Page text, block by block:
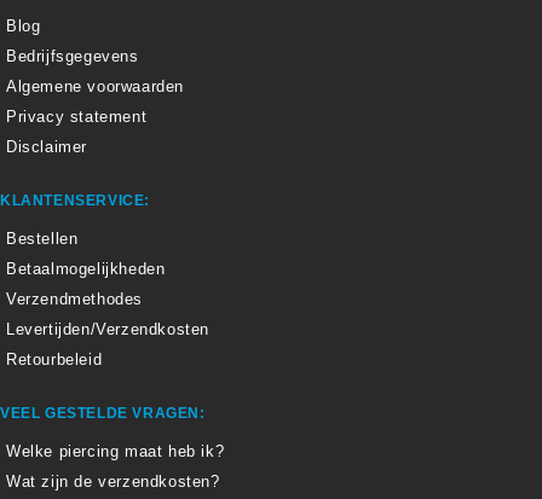
Blog
Bedrijfsgegevens
Algemene voorwaarden
Privacy statement
Disclaimer
KLANTENSERVICE:
Bestellen
Betaalmogelijkheden
Verzendmethodes
Levertijden/Verzendkosten
Retourbeleid
VEEL GESTELDE VRAGEN:
Welke piercing maat heb ik?
Wat zijn de verzendkosten?